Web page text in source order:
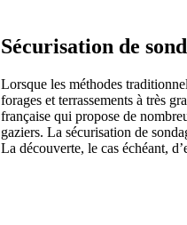
Sécurisation de
Lorsque les méthodes
forages et terrassements à très
française qui propose de
gaziers. La sécurisation de
La découverte, le cas échéant,